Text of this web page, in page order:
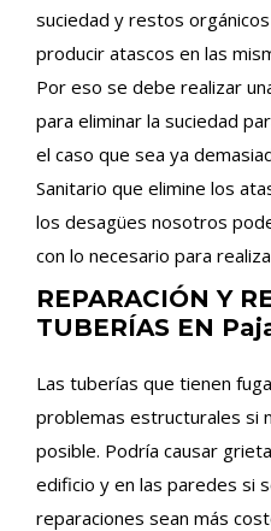
suciedad y restos
producir atascos en las
Por eso se debe realizar
para eliminar la suciedad
el caso que sea ya
Sanitario que elimine los
los desagües nosotros
con lo necesario para
REPARACIÓN Y
TUBERÍAS EN
Las tuberías que tienen
problemas estructurales si
posible. Podría causar
edificio y en las paredes si
reparaciones sean más